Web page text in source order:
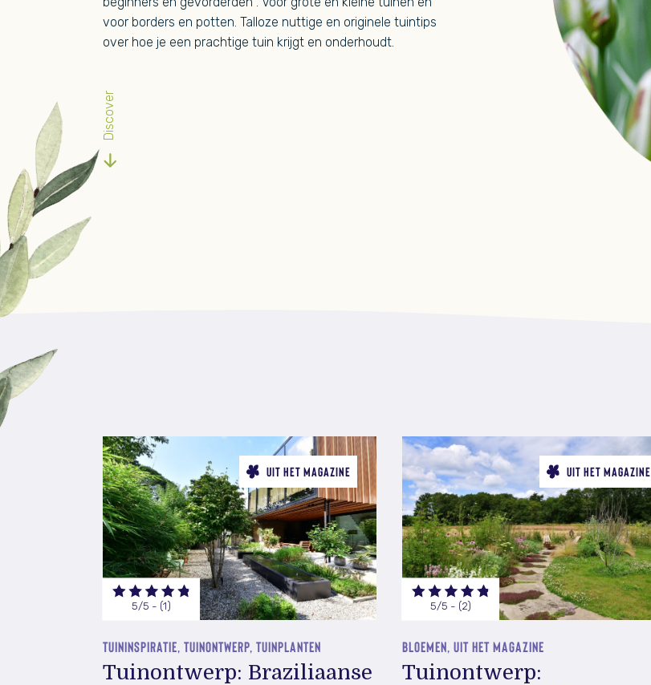
voor borders en potten. Talloze nuttige en originele tuintips
over hoe je een prachtige tuin krijgt en onderhoudt.
Discover
UIT HET MAGAZINE
5/5 - (1)
TUININSPIRATIE, TUINONTWERP, TUINPLANTEN
Tuinontwerp: Braziliaanse
UIT HET MAGAZINE
5/5 - (2)
BLOEMEN, UIT HET MAGAZINE
Tuinontwerp: